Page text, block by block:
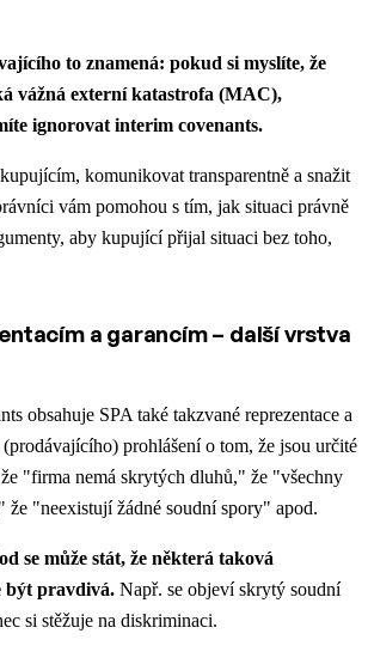
to znamená: pokud si myslíte, že
vážná externí katastrofa (MAC),
ignorovat interim covenants.
komunikovat transparentně a snažit
vám pomohou s tím, jak situaci právně
aby kupující přijal situaci bez toho,
a garancím – další vrstva
obsahuje SPA také takzvané reprezentace a
prohlášení o tom, že jsou určité
"firma nemá skrytých dluhů," že "všechny
že "neexistují žádné soudní spory" apod.
se může stát, že některá taková
být pravdivá. Např. se objeví skrytý soudní
si stěžuje na diskriminaci.